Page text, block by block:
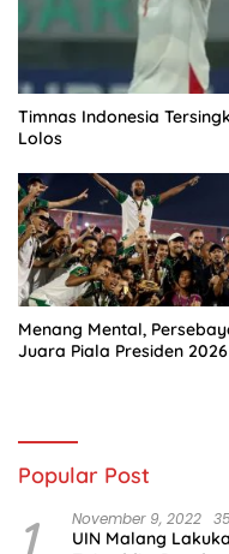
Timnas Indonesia
Lolos
Menang Mental,
Juara Piala Presiden 2026
Popular Post
1 November 9, 2022
UIN Malang